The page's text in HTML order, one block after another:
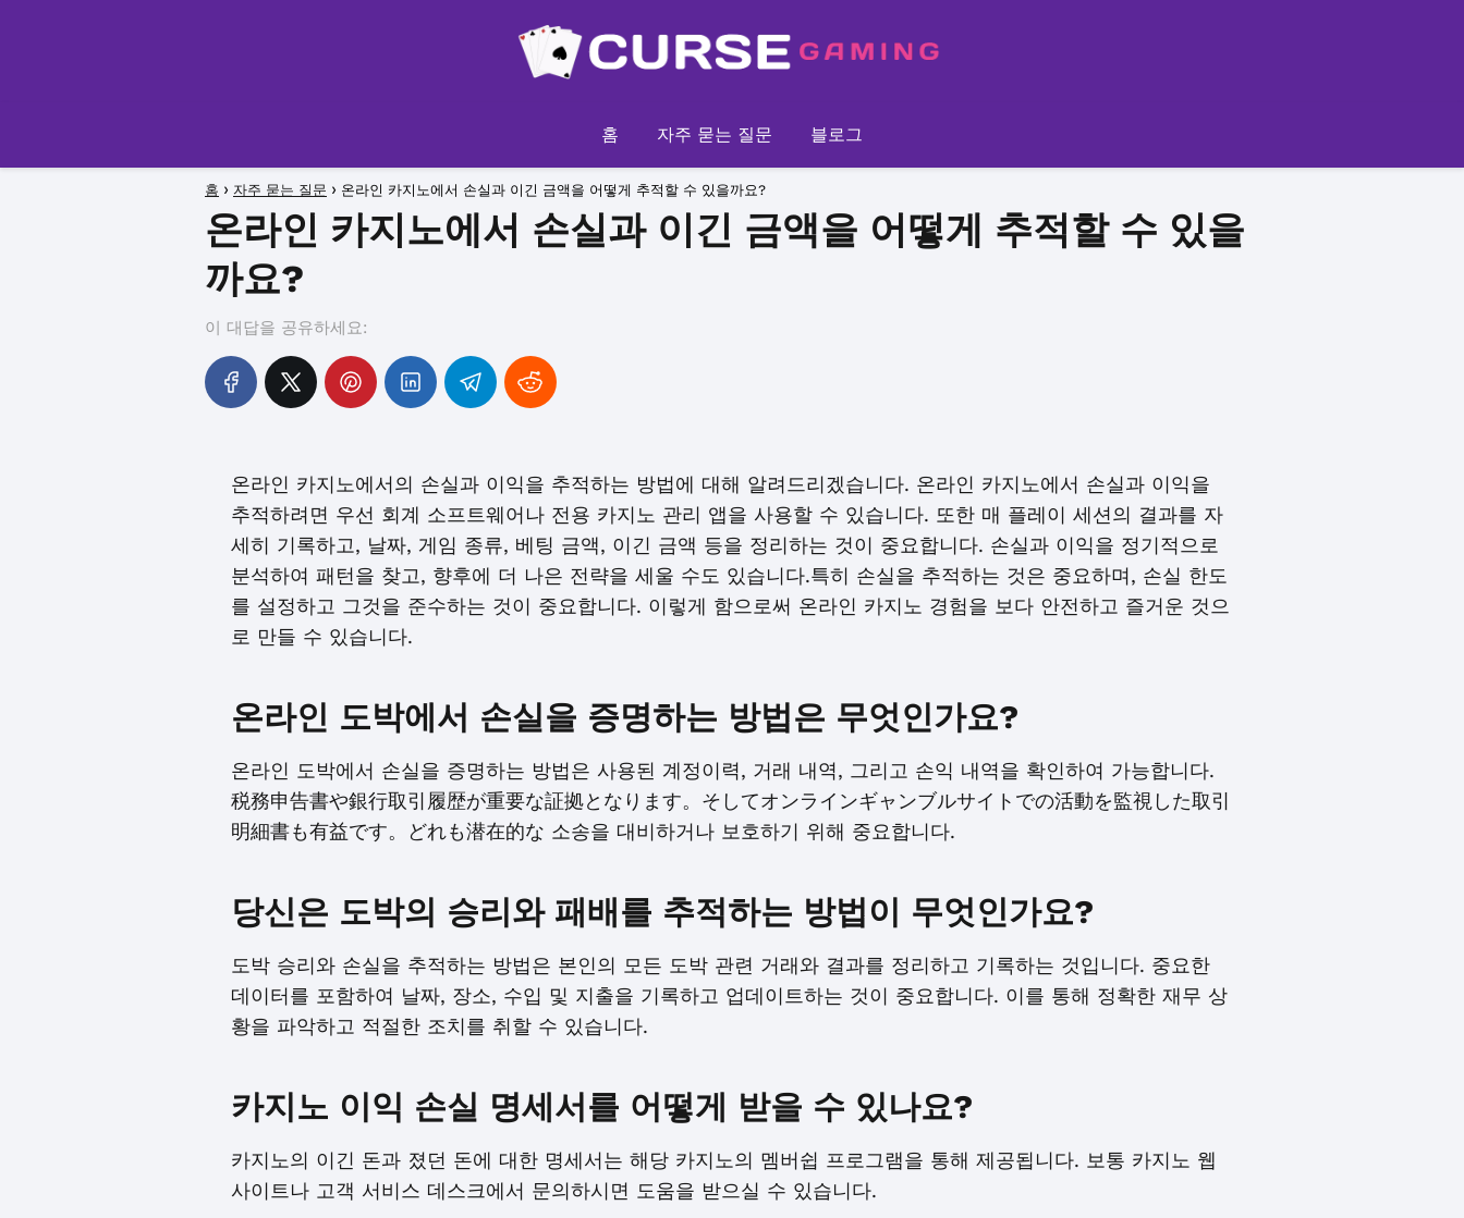
홈 자주 묻는 질문 블로그
홈 자주 묻는 질문 온라인 카지노에서 손실과 이긴 금액을 어떻게 추적할 수 있을까요?
온라인 카지노에서 손실과 이긴 금액을 어떻게 추적할 수 있을
까요?
이 대답을 공유하세요:
온라인 카지노에서의 손실과 이익을 추적하는 방법에 대해 알려드리겠습니다. 온라인 카지노에서 손실과 이익을
추적하려면 우선 회계 소프트웨어나 전용 카지노 관리 앱을 사용할 수 있습니다. 또한 매 플레이 세션의 결과를 자
세히 기록하고, 날짜, 게임 종류, 베팅 금액, 이긴 금액 등을 정리하는 것이 중요합니다. 손실과 이익을 정기적으로
분석하여 패턴을 찾고, 향후에 더 나은 전략을 세울 수도 있습니다.특히 손실을 추적하는 것은 중요하며, 손실 한도
를 설정하고 그것을 준수하는 것이 중요합니다. 이렇게 함으로써 온라인 카지노 경험을 보다 안전하고 즐거운 것으
로 만들 수 있습니다.
온라인 도박에서 손실을 증명하는 방법은 무엇인가요?
온라인 도박에서 손실을 증명하는 방법은 사용된 계정이력, 거래 내역, 그리고 손익 내역을 확인하여 가능합니다.
税務申告書や銀行取引履歴が重要な証拠となります。そしてオンラインギャンブルサイトでの活動を監視した取引
明細書も有益です。どれも潜在的な 소송을 대비하거나 보호하기 위해 중요합니다.
당신은 도박의 승리와 패배를 추적하는 방법이 무엇인가요?
도박 승리와 손실을 추적하는 방법은 본인의 모든 도박 관련 거래와 결과를 정리하고 기록하는 것입니다. 중요한
데이터를 포함하여 날짜, 장소, 수입 및 지출을 기록하고 업데이트하는 것이 중요합니다. 이를 통해 정확한 재무 상
황을 파악하고 적절한 조치를 취할 수 있습니다.
카지노 이익 손실 명세서를 어떻게 받을 수 있나요?
카지노의 이긴 돈과 졌던 돈에 대한 명세서는 해당 카지노의 멤버쉽 프로그램을 통해 제공됩니다. 보통 카지노 웹
사이트나 고객 서비스 데스크에서 문의하시면 도움을 받으실 수 있습니다.